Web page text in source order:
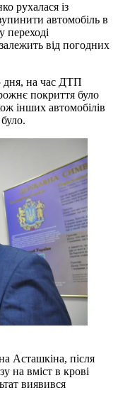
рухалася із
автомобіль в
переході
від погодних
дня, на час ДТП
покриття було
інших автомобілів
Асташкіна, після
на вміст в крові
виявився